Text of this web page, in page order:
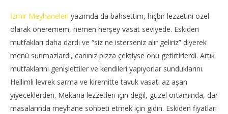
İzmir Meyhaneleri yazımda da bahsettim, hiçbir lezzetini özel
olarak öneremem, hemen herşey vasat seviyede. Eskiden
mutfakları daha dardı ve “siz ne isterseniz alır geliriz” diyerek
menü sunmazlardı, canınız pizza çektiyse onu getirtirlerdi. Artık
mutfaklarını genişlettiler ve kendileri yapıyorlar sunduklarını.
Hellimli levrek sarma ve kiremitte tavuk vasatı az aşan
yiyeceklerden. Mekana lezzetleri için değil, güzel ortamında, dar
masalarında meyhane sohbeti etmek için gidin. Eskiden fiyatları